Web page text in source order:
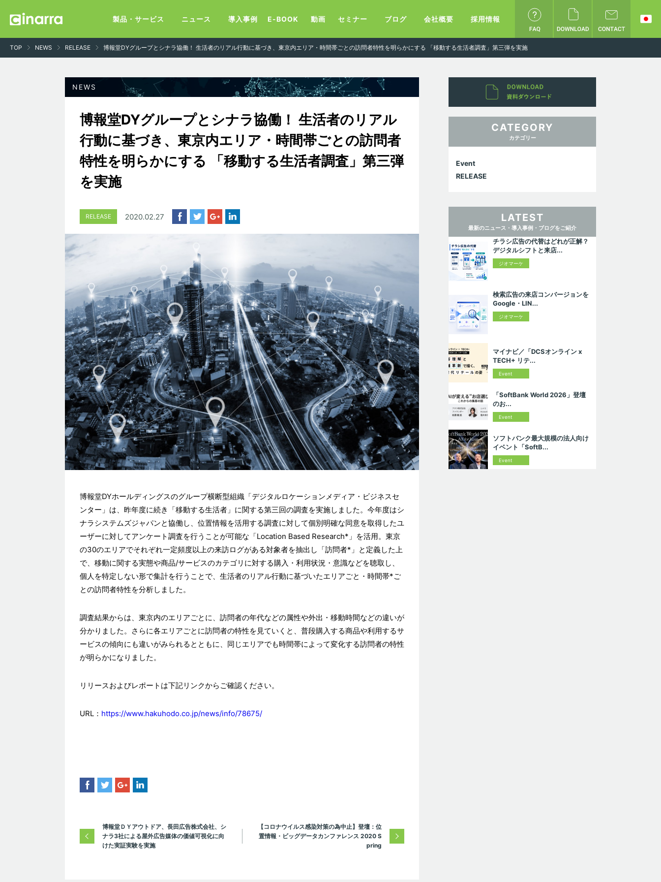
製品・サービス ニュース 導入事例 E-BOOK 動画 セミナー ブログ 会社概要 採用情報
TOP NEWS RELEASE 博報堂DYグループとシナラ協働！ 生活者のリアル行動に基づき、東京内エリア・時間帯ごとの訪問者特性を明らかにする 「移動する生活者調査」第三弾を実施
博報堂DYグループとシナラ協働！ 生活者のリアル
行動に基づき、東京内エリア・時間帯ごとの訪問者
特性を明らかにする 「移動する生活者調査」第三弾
を実施
RELEASE 2020.02.27
博報堂DYホールディングスのグループ横断型組織「デジタルロケーションメディア・ビジネスセ
ンター」は、昨年度に続き「移動する生活者」に関する第三回の調査を実施しました。今年度はシ
ナラシステムズジャパンと協働し、位置情報を活用する調査に対して個別明確な同意を取得したユ
ーザーに対してアンケート調査を行うことが可能な「Location Based Research*」を活用。東京
の30のエリアでそれぞれ一定頻度以上の来訪ログがある対象者を抽出し「訪問者*」と定義した上
で、移動に関する実態や商品/サービスのカテゴリに対する購入・利用状況・意識などを聴取し、
個人を特定しない形で集計を行うことで、生活者のリアル行動に基づいたエリアごと・時間帯*ご
との訪問者特性を分析しました。
調査結果からは、東京内のエリアごとに、訪問者の年代などの属性や外出・移動時間などの違いが
分かりました。さらに各エリアごとに訪問者の特性を見ていくと、普段購入する商品や利用するサ
ービスの傾向にも違いがみられるとともに、同じエリアでも時間帯によって変化する訪問者の特性
が明らかになりました。
リリースおよびレポートは下記リンクからご確認ください。
URL： https://www.hakuhodo.co.jp/news/info/78675/
博報堂ＤＹアウトドア、長田広告株式会社、シ
ナラ3社による屋外広告媒体の価値可視化に向
けた実証実験を実施
【コロナウイルス感染対策の為中止】登壇：位
置情報・ビッグデータカンファレンス 2020 S
pring
CATEGORY
カテゴリー
Event
RELEASE
LATEST
最新のニュース・導入事例・ブログをご紹介
チラシ広告の代替はどれが正解？
デジタルシフトと来店...
ジオマーケ
検索広告の来店コンバージョンを
Google・LIN...
ジオマーケ
マイナビ／「DCSオンライン x
TECH+ リテ...
Event
「SoftBank World 2026」登壇
のお...
Event
ソフトバンク最大規模の法人向け
イベント「SoftB...
Event